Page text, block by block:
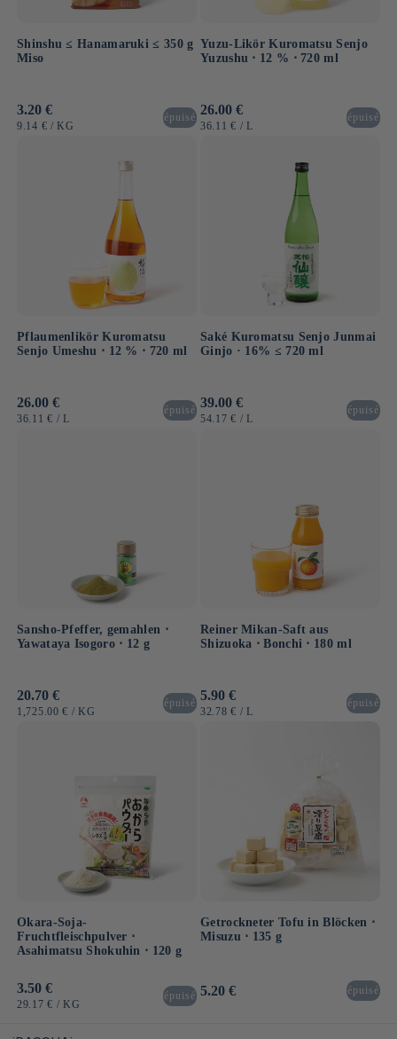
Shinshu ≤ Hanamaruki ≤ 350 g
Miso
Normaler
Preis
3.20 €
GRUNDPREIS
9.14 € / PRO
KG
épuisé
Yuzu-Likör Kuromatsu Senjo
Yuzushu ⋅ 12 % ⋅ 720 ml
Normaler
Preis
26.00 €
GRUNDPREIS
36.11 € / PRO
L
épuisé
Pflaumenlikör Kuromatsu
Senjo Umeshu ⋅ 12 % ⋅ 720 ml
Normaler
Preis
26.00 €
GRUNDPREIS
36.11 € / PRO
L
épuisé
Saké Kuromatsu Senjo Junmai
Ginjo · 16% ≤ 720 ml
Normaler
Preis
39.00 €
GRUNDPREIS
54.17 € / PRO
L
épuisé
Sansho-Pfeffer, gemahlen ⋅
Yawataya Isogoro ⋅ 12 g
Normaler
Preis
20.70 €
GRUNDPREIS
1,725.00 € / PRO
KG
épuisé
Reiner Mikan-Saft aus
Shizuoka ⋅ Bonchi ⋅ 180 ml
Normaler
Preis
5.90 €
GRUNDPREIS
32.78 € / PRO
L
épuisé
Okara-Soja-
Fruchtfleischpulver ⋅
Asahimatsu Shokuhin ⋅ 120 g
Normaler
Preis
3.50 €
GRUNDPREIS
29.17 € / PRO
KG
épuisé
Getrockneter Tofu in Blöcken ⋅
Misuzu ⋅ 135 g
Normaler
5.20 € épuisé